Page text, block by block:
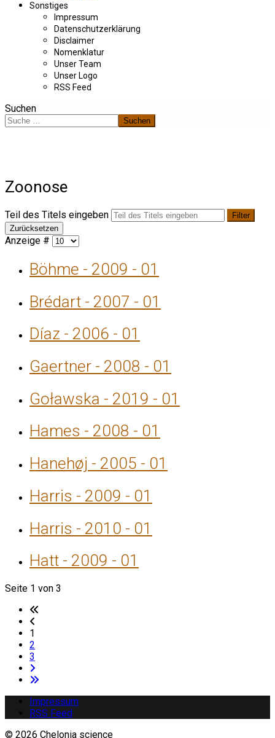
Sonstiges
Impressum
Datenschutzerklärung
Disclaimer
Nomenklatur
Unser Team
Unser Logo
RSS Feed
Suchen
Suchen
Zoonose
Teil des Titels eingeben
Filter
Zurücksetzen
Anzeige #
Böhme - 2009 - 01
Brédart - 2007 - 01
Díaz - 2006 - 01
Gaertner - 2008 - 01
Goławska - 2019 - 01
Hames - 2008 - 01
Hanehøj - 2005 - 01
Harris - 2009 - 01
Harris - 2010 - 01
Hatt - 2009 - 01
Seite 1 von 3
1
2
3
Impressum
RSS Feed
© 2026 Chelonia science